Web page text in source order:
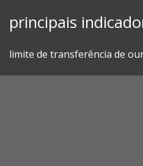
principais
limite de transferência de